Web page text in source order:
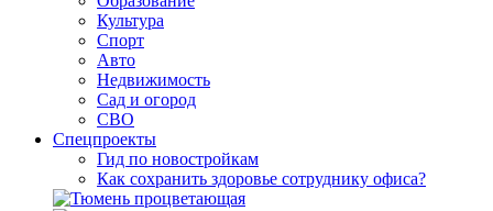
Культура
Спорт
Авто
Недвижимость
Сад и огород
СВО
Спецпроекты
Гид по новостройкам
Как сохранить здоровье сотруднику офиса?